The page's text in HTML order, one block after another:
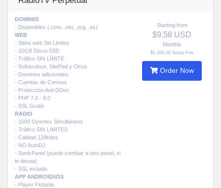
DOMINIO
- Disponibles (.com, .net, .org, .es)
WEB
- Sitios web Sin Limites
- 10GB Disco SSD
- Tráfico SIN LÍMITE
- Softaculous, SitePad y Otros
- Dominios adicionales
- Cuentas de Correos
- Protección Anti DDos
- PHP 7.0 - 8.0
- SSL Gratis
RADIO
- 1000 Oyentes Simultáneos
- Tráfico SIN LIMITES
- Calidad 128kbps
- NO AutoDJ
- SonicPanel (puede cambiar a otro panel, si
lo desea)
- SSL incluido
APP ANDROID/iOS
- Player Flotante
Starting from
$9.58 USD
Monthly
$1,300.00 Setup Fee
Order Now